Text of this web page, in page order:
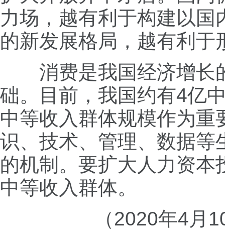
力场，越有利于构建以
的新发展格局，越有利
消费是我国经济增长
础。目前，我国约有4亿
中等收入群体规模作为
识、技术、管理、数据等
的机制。要扩大人力资
中等收入群体。
（2020年4月